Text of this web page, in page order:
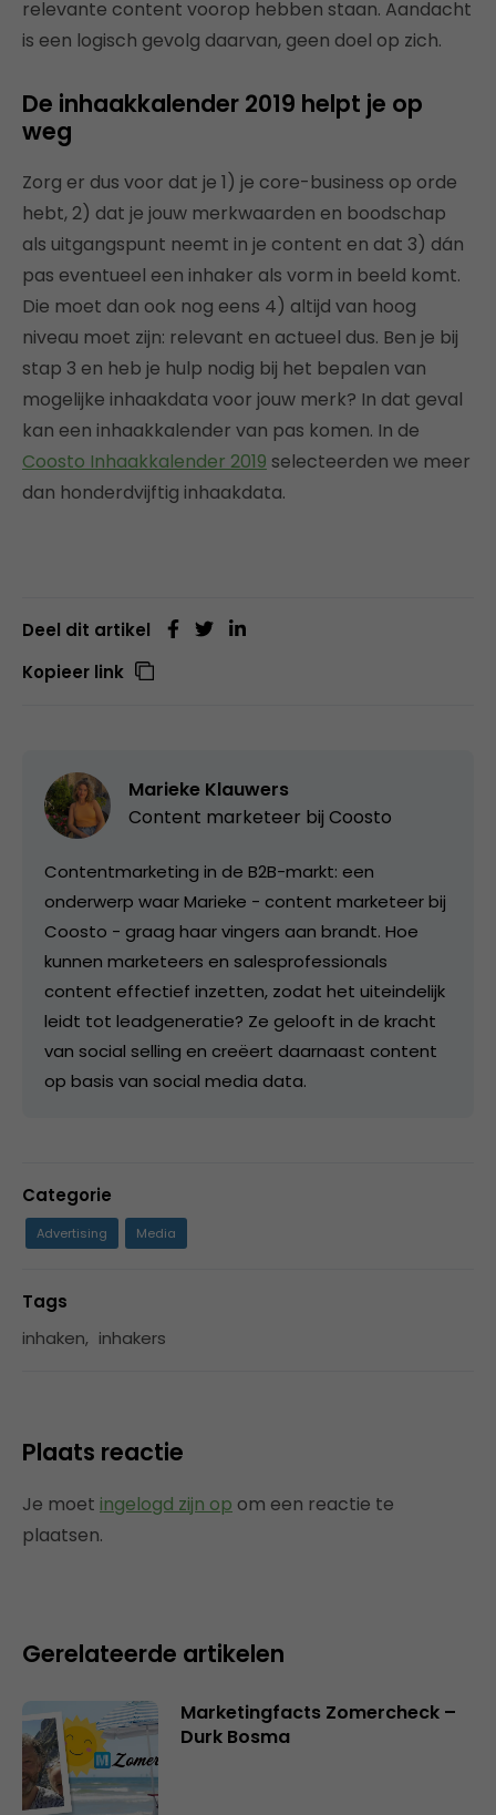
relevante content voorop hebben staan. Aandacht
is een logisch gevolg daarvan, geen doel op zich.
De inhaakkalender 2019 helpt je op
weg
Zorg er dus voor dat je 1) je core-business op orde
hebt, 2) dat je jouw merkwaarden en boodschap
als uitgangspunt neemt in je content en dat 3) dán
pas eventueel een inhaker als vorm in beeld komt.
Die moet dan ook nog eens 4) altijd van hoog
niveau moet zijn: relevant en actueel dus. Ben je bij
stap 3 en heb je hulp nodig bij het bepalen van
mogelijke inhaakdata voor jouw merk? In dat geval
kan een inhaakkalender van pas komen. In de
Coosto Inhaakkalender 2019 selecteerden we meer
dan honderdvijftig inhaakdata.
Deel dit artikel
Kopieer link
Marieke Klauwers
Content marketeer bij Coosto
Contentmarketing in de B2B-markt: een
onderwerp waar Marieke - content marketeer bij
Coosto - graag haar vingers aan brandt. Hoe
kunnen marketeers en salesprofessionals
content effectief inzetten, zodat het uiteindelijk
leidt tot leadgeneratie? Ze gelooft in de kracht
van social selling en creëert daarnaast content
op basis van social media data.
Categorie
Advertising Media
Tags
inhaken, inhakers
Plaats reactie
Je moet ingelogd zijn op om een reactie te
plaatsen.
Gerelateerde artikelen
Marketingfacts Zomercheck –
Durk Bosma